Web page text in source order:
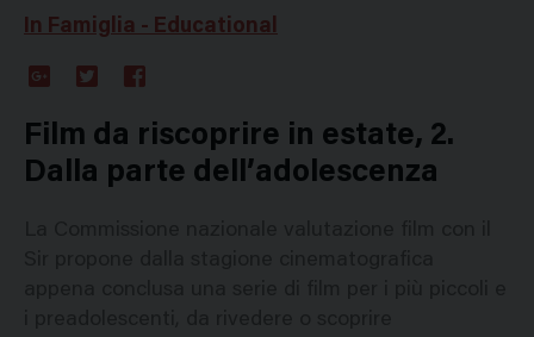
In Famiglia - Educational
Plus
Film da riscoprire in estate, 2.
Dalla parte dell’adolescenza